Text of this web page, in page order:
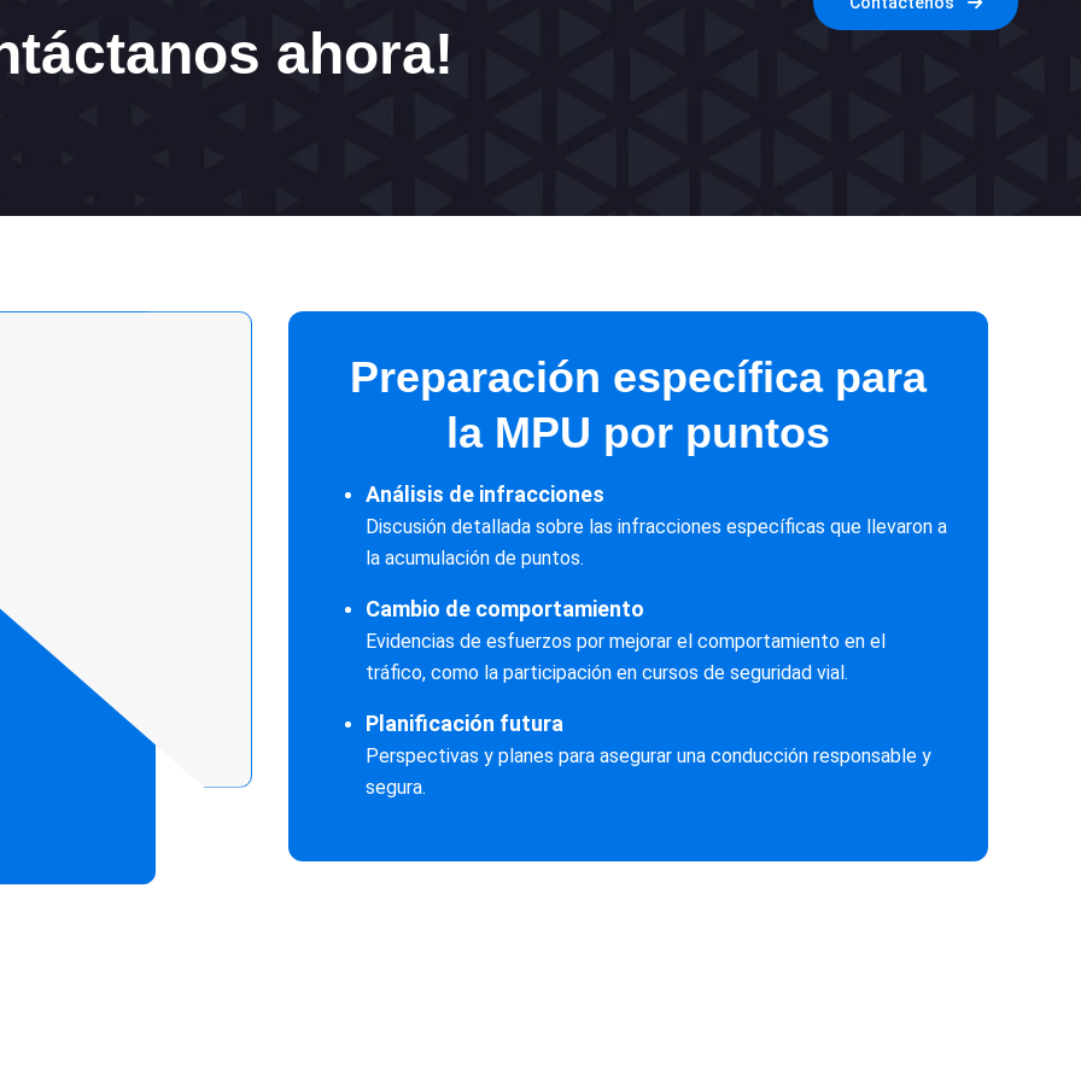
ahora!
Preparación específica para
la MPU por puntos
Análisis de infracciones
Discusión detallada sobre las infracciones específicas que llevaron a
la acumulación de puntos.
Cambio de comportamiento
Evidencias de esfuerzos por mejorar el comportamiento en el
tráfico, como la participación en cursos de seguridad vial.
Planificación futura
Perspectivas y planes para asegurar una conducción responsable y
segura.